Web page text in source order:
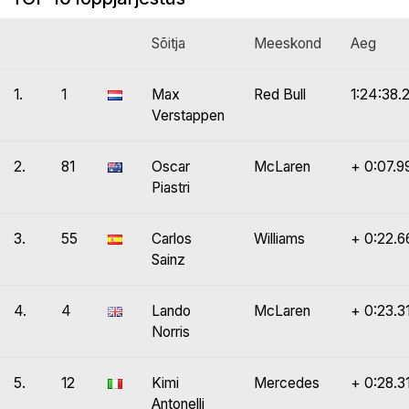
Sõitja Meeskond Aeg
1. 1
Max
Verstappen
Red Bull
2. 81
Oscar
Piastri
McLaren +
3. 55
Carlos
Sainz
Williams +
4. 4
Lando
Norris
McLaren +
5. 12
Kimi
Antonelli
Mercedes +